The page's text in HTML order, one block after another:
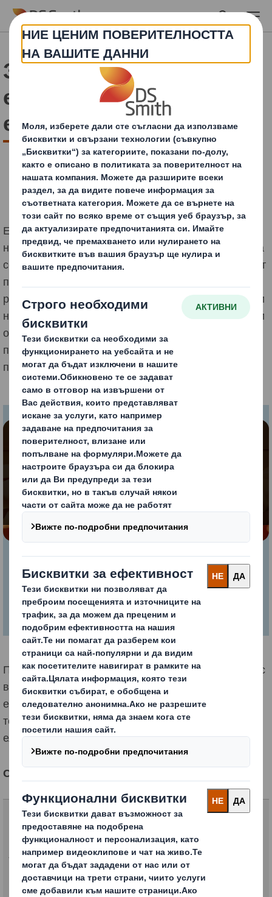
Skip to main content
Запознайте се с
експертите по
електронна търговия!
Електронната търговия е сложен бизнес. Добрата
новина обаче е, че ние сме тук, за да Ви помогнем да
се издигнете на по-високо ниво. Широката ни гама от
продукти и услуги гарантира, че винаги има
решение, което да отговаря на специфичните нужди
на Вашия бизнес и опаковане. А с дългогодишния си
опит зад гърба си Ви предлагаме и индивидуална
подкрепа, за да намерите подходящия за Вас
подход в електронната търговия.
Блокирано съдържание
За да видите това видео, трябва да се съгласите
да използвате „функционални“ бисквитки
Промяна на моите настройки
Разгледайте краткото видео, в което са
описани нашите 6 ключови стъпки за
успех в електронната търговия.
Правилната опаковка е ключът към по-добър бизнес
в областта на електронната търговия. Нашите
експерти ще ви запознаят с основните факти и
тенденции, за да извлечете максимална полза от
електронната търговия.
Свържете се с нас тук:
Моля попълнете полетата по-долу
* = Задължително поле
ИМЕ*